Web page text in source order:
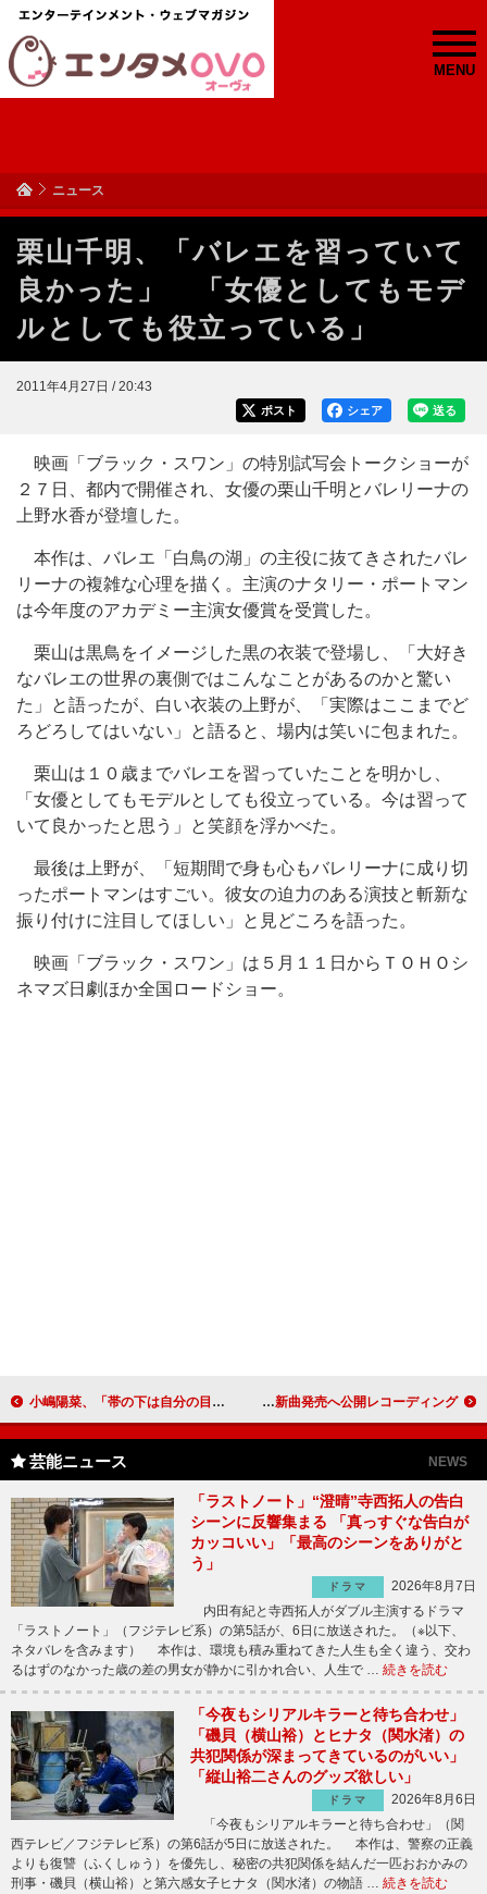
MENU
ニュース
栗山千明、「バレエを習っていて
良かった」 「女優としてもモデ
ルとしても役立っている」
2011年4月27日 / 20:43
送る
シェア
ポスト
映画「ブラック・スワン」の特別試写会トークショーが
２７日、都内で開催され、女優の栗山千明とバレリーナの
上野水香が登壇した。
本作は、バレエ「白鳥の湖」の主役に抜てきされたバレ
リーナの複雑な心理を描く。主演のナタリー・ポートマン
は今年度のアカデミー主演女優賞を受賞した。
栗山は黒鳥をイメージした黒の衣装で登場し、「大好き
なバレエの世界の裏側ではこんなことがあるのかと驚い
た」と語ったが、白い衣装の上野が、「実際はここまでど
ろどろしてはいない」と語ると、場内は笑いに包まれた。
栗山は１０歳までバレエを習っていたことを明かし、
「女優としてもモデルとしても役立っている。今は習って
いて良かったと思う」と笑顔を浮かべた。
最後は上野が、「短期間で身も心もバレリーナに成り切
ったポートマンはすごい。彼女の迫力のある演技と斬新な
振り付けに注目してほしい」と見どころを語った。
映画「ブラック・スワン」は５月１１日からＴＯＨＯシ
ネマズ日劇ほか全国ロードショー。
小嶋陽菜、「帯の下は自分の目で確認して」 ６月のＡＫＢ総選挙の目標は“現状維持” 西郷輝彦、辺見えみりの結婚相手「普通の人でいい」 ７年ぶりの新曲発売へ公開レコーディング
芸能ニュース NEWS
「ラストノート」“澄晴”寺西拓人の告白
シーンに反響集まる 「真っすぐな告白が
カッコいい」「最高のシーンをありがと
う」
ドラマ
2026年8月7日
内田有紀と寺西拓人がダブル主演するドラマ
「ラストノート」（フジテレビ系）の第5話が、6日に放送された。（※以下、
ネタバレを含みます） 本作は、環境も積み重ねてきた人生も全く違う、交わ
るはずのなかった歳の差の男女が静かに引かれ合い、人生で … 続きを読む
「今夜もシリアルキラーと待ち合わせ」
「磯貝（横山裕）とヒナタ（関水渚）の
共犯関係が深まってきているのがいい」
「縦山裕二さんのグッズ欲しい」
ドラマ
2026年8月6日
「今夜もシリアルキラーと待ち合わせ」（関
西テレビ／フジテレビ系）の第6話が5日に放送された。 本作は、警察の正義
よりも復讐（ふくしゅう）を優先し、秘密の共犯関係を結んだ一匹おおかみの
刑事・磯貝（横山裕）と第六感女子ヒナタ（関水渚）の物語 … 続きを読む